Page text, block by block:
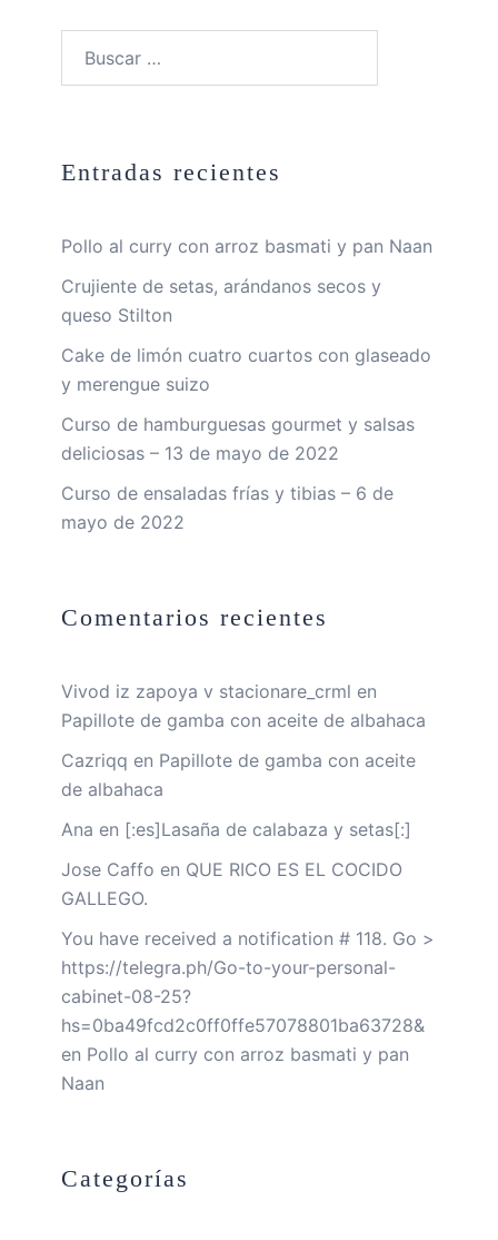
Entradas recientes
Pollo al curry con arroz basmati y pan Naan
Crujiente de setas, arándanos secos y
queso Stilton
Cake de limón cuatro cuartos con glaseado
y merengue suizo
Curso de hamburguesas gourmet y salsas
deliciosas – 13 de mayo de 2022
Curso de ensaladas frías y tibias – 6 de
mayo de 2022
Comentarios recientes
Vivod iz zapoya v stacionare_crml en
Papillote de gamba con aceite de albahaca
Cazriqq en Papillote de gamba con aceite
de albahaca
Ana en [:es]Lasaña de calabaza y setas[:]
Jose Caffo en QUE RICO ES EL COCIDO
GALLEGO.
You have received a notification # 118. Go >
https://telegra.ph/Go-to-your-personal-
cabinet-08-25?
hs=0ba49fcd2c0ff0ffe57078801ba63728&
en Pollo al curry con arroz basmati y pan
Naan
Categorías